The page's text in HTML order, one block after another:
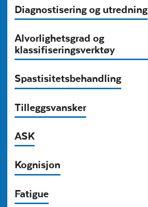
Diagnostisering og utredning
Alvorlighetsgrad og
klassifiseringsverktøy
Spastisitetsbehandling
Tilleggsvansker
ASK
Kognisjon
Fatigue